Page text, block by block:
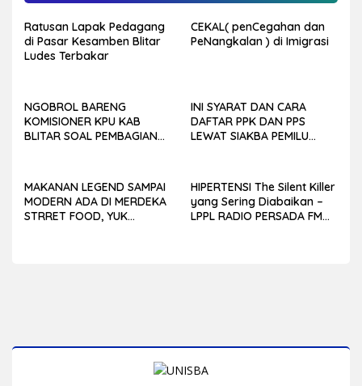
Ratusan Lapak Pedagang
di Pasar Kesamben Blitar
Ludes Terbakar
CEKAL( penCegahan dan
PeNangkalan ) di Imigrasi
NGOBROL BARENG
KOMISIONER KPU KAB
BLITAR SOAL PEMBAGIAN
INI SYARAT DAN CARA
DAFTAR PPK DAN PPS
LEWAT SIAKBA PEMILU
MAKANAN LEGEND SAMPAI
MODERN ADA DI MERDEKA
STRRET FOOD, YUK
HIPERTENSI The Silent Killer
yang Sering Diabaikan –
LPPL RADIO PERSADA FM